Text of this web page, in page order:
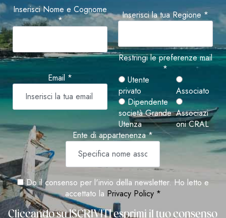
Inserisci Nome e Cognome
*
Inserisci la tua Regione *
Email *
Restringi le preferenze mail
*
Utente
privato
Associato
Dipendente
società Grande
Utenza
Associazi
oni CRAL
Ente di appartenenza *
Do il consenso per l'invio della newsletter. Ho letto e
accettato la Privacy Policy *
Cliccando su ISCRIVITI esprimi il tuo consenso